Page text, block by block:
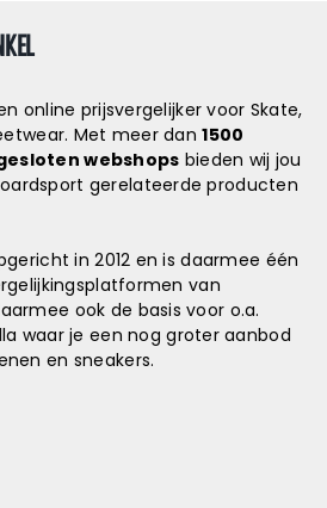
online prijsvergelijker voor Skate,
Met meer dan1500
webshops bieden wij jou
gerelateerde producten
in 2012 en is daarmee één
van
ook de basis voor o.a.
waar je een nog groter aanbod
en sneakers.